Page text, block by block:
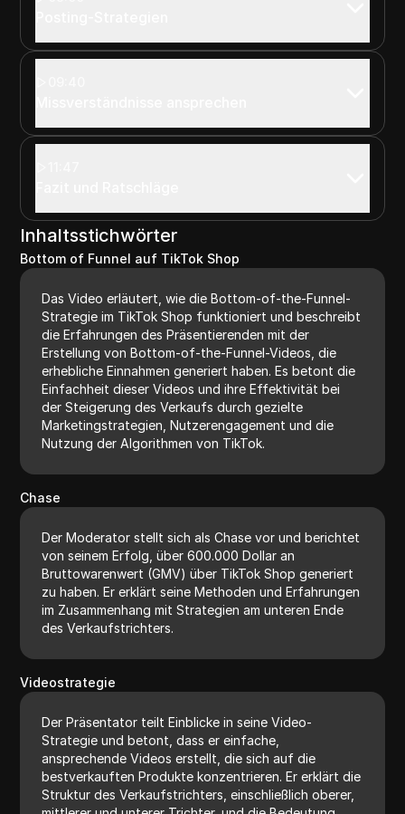
Inhaltsstichwörter
Bottom of Funnel auf TikTok Shop
Das Video erläutert, wie die Bottom-of-the-Funnel-
Strategie im TikTok Shop funktioniert und beschreibt
die Erfahrungen des Präsentierenden mit der
Erstellung von Bottom-of-the-Funnel-Videos, die
erhebliche Einnahmen generiert haben. Es betont die
Einfachheit dieser Videos und ihre Effektivität bei
der Steigerung des Verkaufs durch gezielte
Marketingstrategien, Nutzerengagement und die
Nutzung der Algorithmen von TikTok.
Chase
Der Moderator stellt sich als Chase vor und berichtet
von seinem Erfolg, über 600.000 Dollar an
Bruttowarenwert (GMV) über TikTok Shop generiert
zu haben. Er erklärt seine Methoden und Erfahrungen
im Zusammenhang mit Strategien am unteren Ende
des Verkaufstrichters.
Videostrategie
Der Präsentator teilt Einblicke in seine Video-
Strategie und betont, dass er einfache,
ansprechende Videos erstellt, die sich auf die
bestverkauften Produkte konzentrieren. Er erklärt die
Struktur des Verkaufstrichters, einschließlich oberer,